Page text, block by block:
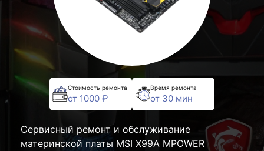
Стоимость ремонта
от 1000 ₽
Время ремонта
от 30 мин
Сервисный ремонт и обслуживание
материнской платы MSI X99A MPOWER